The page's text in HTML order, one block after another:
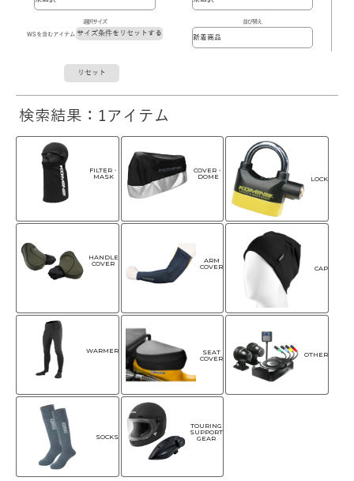
選択サイズ
WSを含むアイテム サイズ条件をリセットする
並び替え
リセット
検索結果：1アイテム
FILTER・
MASK
COVER・
DOME
LOCK
HANDLE
COVER
ARM
COVER
CAP
WARMER
SEAT
COVER
OTHER
SOCKS
TOURING
SUPPORT
GEAR